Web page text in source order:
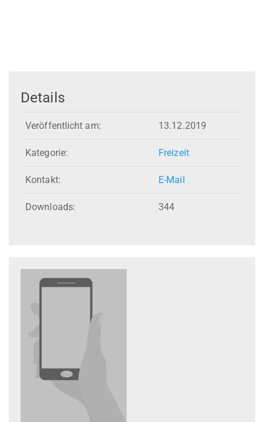
Details
Veröffentlicht am: 13.12.2019
Kategorie: Freizeit
Kontakt: E-Mail
Downloads: 344